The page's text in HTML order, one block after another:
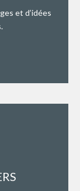
et d’idées